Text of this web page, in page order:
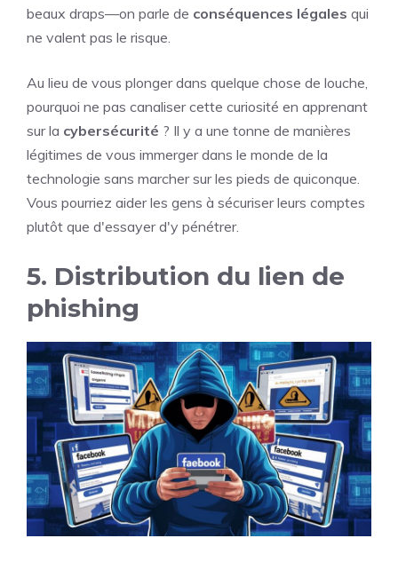
beaux draps—on parle de conséquences légales qui
ne valent pas le risque.
Au lieu de vous plonger dans quelque chose de louche,
pourquoi ne pas canaliser cette curiosité en apprenant
sur la cybersécurité ? Il y a une tonne de manières
légitimes de vous immerger dans le monde de la
technologie sans marcher sur les pieds de quiconque.
Vous pourriez aider les gens à sécuriser leurs comptes
plutôt que d'essayer d'y pénétrer.
5. Distribution du lien de
phishing